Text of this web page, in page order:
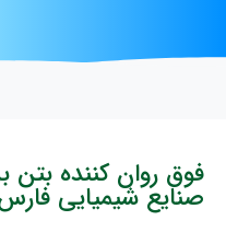
فوق روان کننده بتن
صنایع شیمیایی